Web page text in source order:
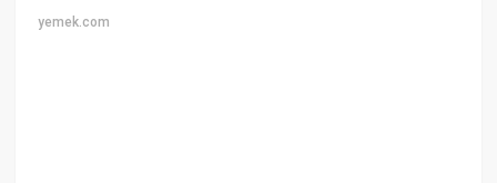
yemek.com